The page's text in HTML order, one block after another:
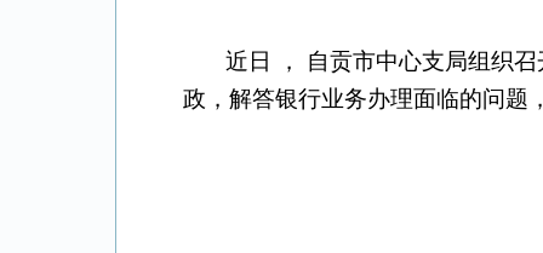
近日 ，
自贡市中心支局组织
政，解答银行业务办理面临的问题